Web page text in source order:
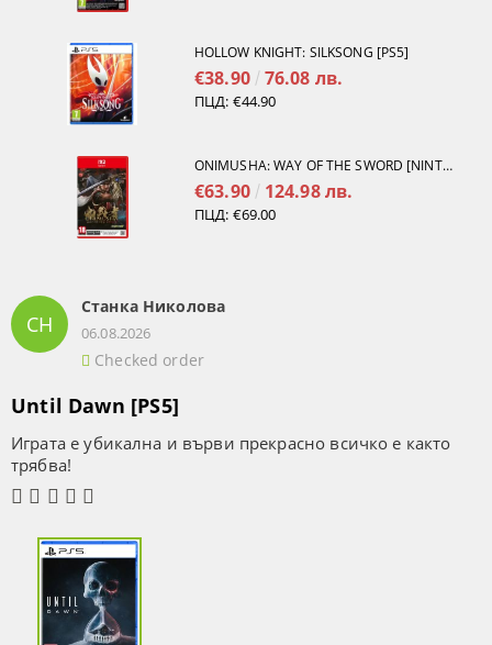
HOLLOW KNIGHT: SILKSONG [PS5]
€38.90 76.08 лв.
ПЦД: €44.90
ONIMUSHA: WAY OF THE SWORD [NINTENDO SWITCH 2]
€63.90 124.98 лв.
ПЦД: €69.00
СН
Станка Николова
06.08.2026
Checked order
Until Dawn [PS5]
Играта е убикална и върви прекрасно всичко е както
трябва!